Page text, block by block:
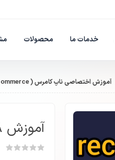
خدمات ما محصولات
آموزش اختصاصی ناپ کامرس ( nopcommerce)
آموزش RECAPTCHA